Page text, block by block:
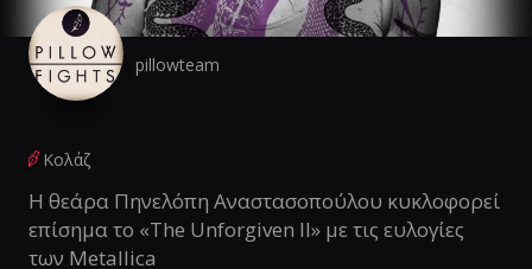
pillowteam
Κολάζ
Η θεάρα Πηνελόπη Αναστασοπούλου κυκλοφορεί
επίσημα το «The Unforgiven II» με τις ευλογίες
των Metallica